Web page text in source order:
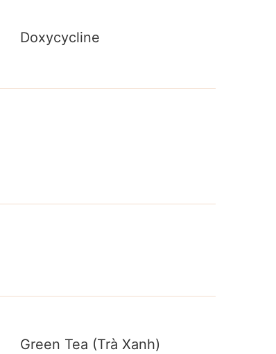
Doxycycline
Green Tea (Trà Xanh)